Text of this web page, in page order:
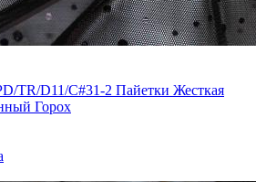
TR/D11/C#31-2 Пайетки Жесткая
Горох